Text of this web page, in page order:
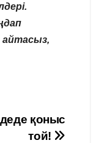
айтасыз,
қоныс
той!